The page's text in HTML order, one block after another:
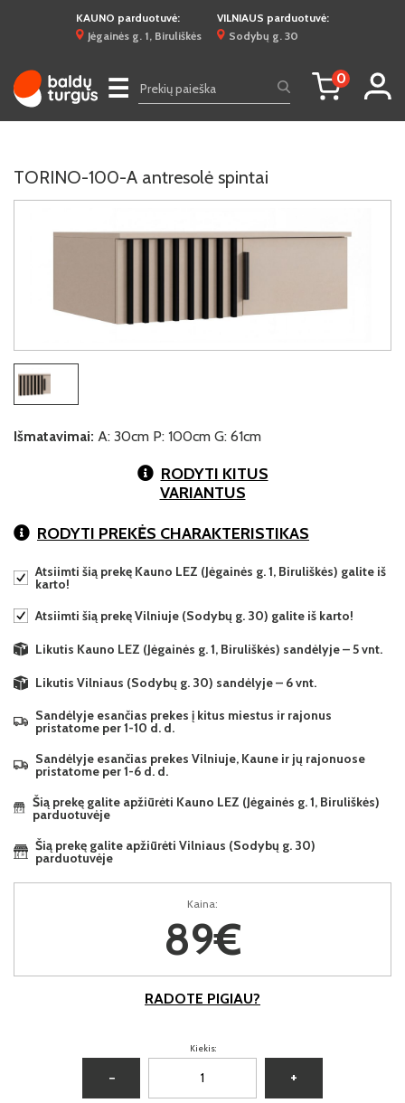
KAUNO parduotuvė:
Jėgainės g. 1, Biruliškės
VILNIAUS parduotuvė:
Sodybų g. 30
☰ 0
TORINO-100-A antresolė spintai
Išmatavimai: A: 30cm P: 100cm G: 61cm
RODYTI KITUS
VARIANTUS
RODYTI PREKĖS CHARAKTERISTIKAS
Atsiimti šią prekę Kauno LEZ (Jėgainės g. 1, Biruliškės) galite iš
karto!
Atsiimti šią prekę Vilniuje (Sodybų g. 30) galite iš karto!
Likutis Kauno LEZ (Jėgainės g. 1, Biruliškės) sandėlyje – 5 vnt.
Likutis Vilniaus (Sodybų g. 30) sandėlyje – 6 vnt.
Sandėlyje esančias prekes į kitus miestus ir rajonus
pristatome per 1-10 d. d.
Sandėlyje esančias prekes Vilniuje, Kaune ir jų rajonuose
pristatome per 1-6 d. d.
Šią prekę galite apžiūrėti Kauno LEZ (Jėgainės g. 1, Biruliškės)
parduotuvėje
Šią prekę galite apžiūrėti Vilniaus (Sodybų g. 30)
parduotuvėje
Kaina:
89€
RADOTE PIGIAU?
Kiekis:
− +